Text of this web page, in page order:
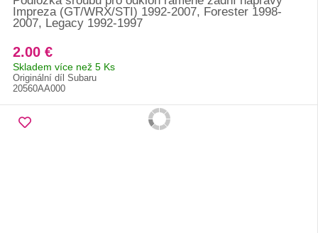
Impreza (GT/WRX/STI) 1992-2007, Forester 1998-
2007, Legacy 1992-1997
2.00 €
Skladem více než 5 Ks
Originální díl Subaru
20560AA000